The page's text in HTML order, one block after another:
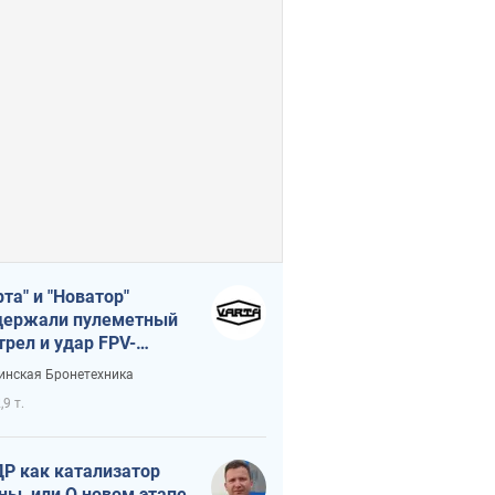
и "Новатор"
пулеметный
и удар FPV-
сохранив жизнь
Бронетехника
т.
как катализатор